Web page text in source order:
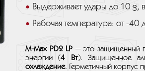
Выдерживает удары до 10 g,
Рабочая температура: от -40
M-Max PD2 LP — это защищенный
энергии (4 Вт). Защищенное
охлаждение. Герметичный корпус